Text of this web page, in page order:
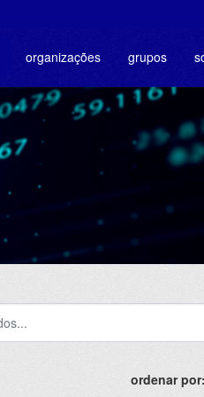
organizações grupos
ordenar por